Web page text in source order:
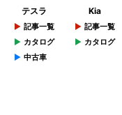
テスラ
記事一覧
カタログ
中古車
Kia
記事一覧
カタログ